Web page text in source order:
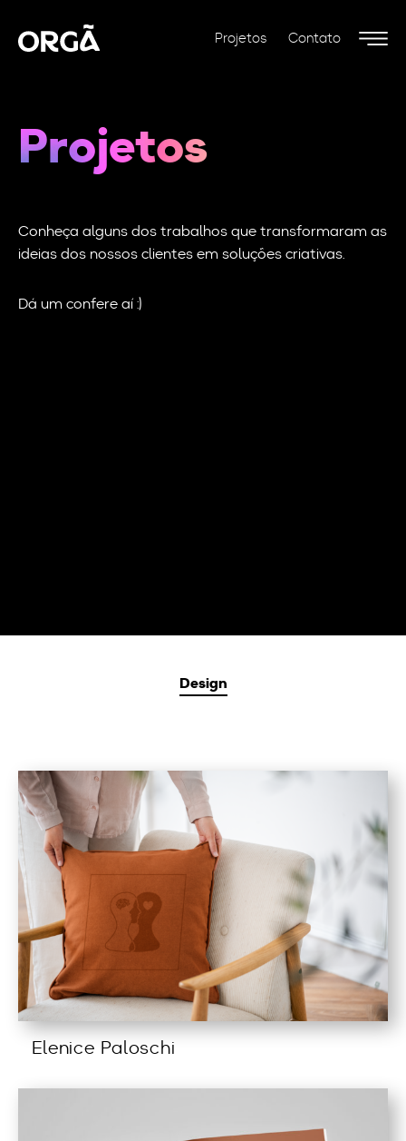
Projetos Contato
Projetos
Conheça alguns dos trabalhos que transformaram as
ideias dos nossos clientes em soluções criativas.
Dá um confere aí :)
Design
Elenice Paloschi